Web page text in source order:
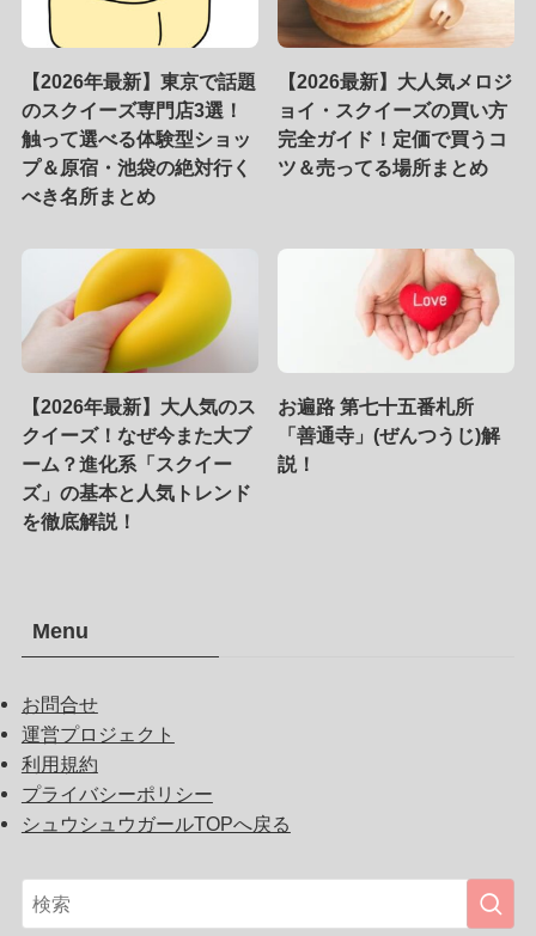
【2026年最新】東京で話題
のスクイーズ専門店3選！
触って選べる体験型ショッ
プ＆原宿・池袋の絶対行く
べき名所まとめ
【2026最新】大人気メロジ
ョイ・スクイーズの買い方
完全ガイド！定価で買うコ
ツ＆売ってる場所まとめ
【2026年最新】大人気のス
クイーズ！なぜ今また大ブ
ーム？進化系「スクイー
ズ」の基本と人気トレンド
を徹底解説！
お遍路 第七十五番札所
「善通寺」(ぜんつうじ)解
説！
Menu
お問合せ
運営プロジェクト
利用規約
プライバシーポリシー
シュウシュウガールTOPへ戻る